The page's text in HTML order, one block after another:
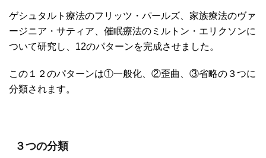
ゲシュタルト療法のフリッツ・パールズ、家族療法のヴァ
ージニア・サティア、催眠療法のミルトン・エリクソンに
ついて研究し、12のパターンを完成させました。
この１２のパターンは①一般化、②歪曲、③省略の３つに
分類されます。
３つの分類